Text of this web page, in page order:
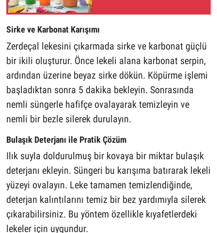
Sirke ve Karbonat Karışımı
Zerdeçal lekesini çıkarmada sirke ve karbonat güçlü
bir ikili oluşturur. Önce lekeli alana karbonat serpin,
ardından üzerine beyaz sirke dökün. Köpürme işlemi
başladıktan sonra 5 dakika bekleyin. Sonrasında
nemli süngerle hafifçe ovalayarak temizleyin ve
nemli bir bezle silerek durulayın.
Bulaşık Deterjanı ile Pratik Çözüm
Ilık suyla doldurulmuş bir kovaya bir miktar bulaşık
deterjanı ekleyin. Süngeri bu karışıma batırarak lekeli
yüzeyi ovalayın. Leke tamamen temizlendiğinde,
deterjan kalıntılarını temiz bir bez yardımıyla silerek
çıkarabilirsiniz. Bu yöntem özellikle kıyafetlerdeki
lekeler için uygundur.